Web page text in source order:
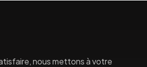
nous mettons à votre